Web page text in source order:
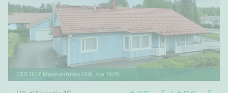
ESITTELY Maanantaina 17.8. klo 15:15